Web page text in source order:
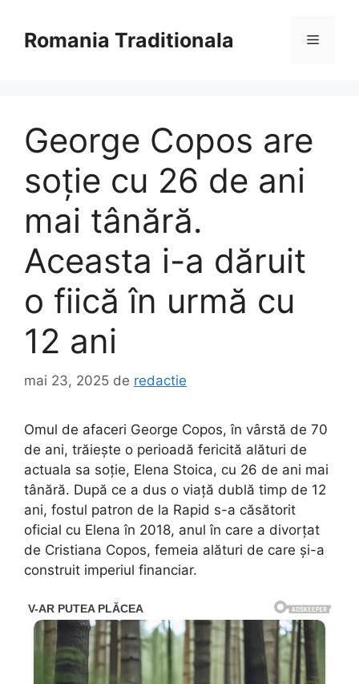
conținutRomania Traditionala Meniu
George Copos are
soție cu 26 de ani
mai tânără.
Aceasta i-a dăruit
o fiică în urmă cu
12 ani
mai 23, 2025 de redactie
Omul de afaceri George Copos, în vârstă de 70
de ani, trăiește o perioadă fericită alături de
actuala sa soție, Elena Stoica, cu 26 de ani mai
tânără. După ce a dus o viață dublă timp de 12
ani, fostul patron de la Rapid s-a căsătorit
oficial cu Elena în 2018, anul în care a divorțat
de Cristiana Copos, femeia alături de care și-a
construit imperiul financiar.